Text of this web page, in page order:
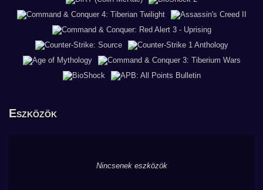
Eszközök
Nincsenek eszközök